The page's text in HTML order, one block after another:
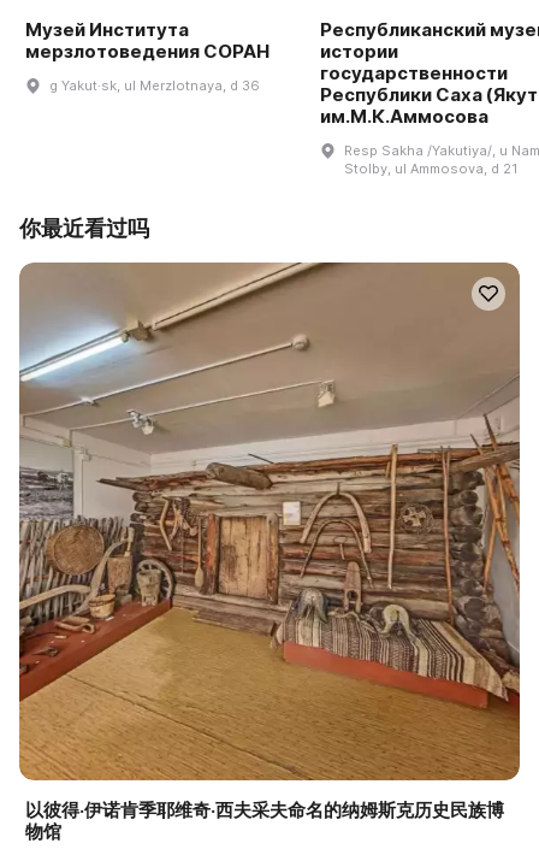
Музей Института
мерзлотоведения СОРАН
g Yakut·sk, ul Merzlotnaya, d 36
Республиканский
истории
государственности
Республики Саха
им.М.К.Аммосова
Resp Sakha /Yakutiya/, u
Stolby, ul Ammosova, d 21
你最近看过吗
以彼得·伊诺肯季耶维奇·西夫采夫命名的纳姆斯克历史民族博
物馆